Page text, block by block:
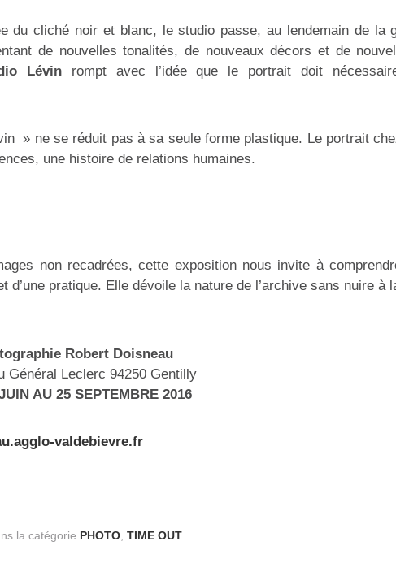
du cliché noir et blanc, le studio passe, au lendemain de la
de nouvelles tonalités, de nouveaux décors et de
Lévinrompt avec l’idée que le portrait doit
» ne se réduit pas à sa seule forme plastique. Le portrait
une histoire de relations humaines.
non recadrées, cette exposition nous invite à
d’une pratique. Elle dévoile la nature de l’archive sans nuire à
Robert Doisneau
Général Leclerc 94250 Gentilly
AU 25 SEPTEMBRE 2016
valdebievre.fr
la catégorie PHOTO TIME OUT